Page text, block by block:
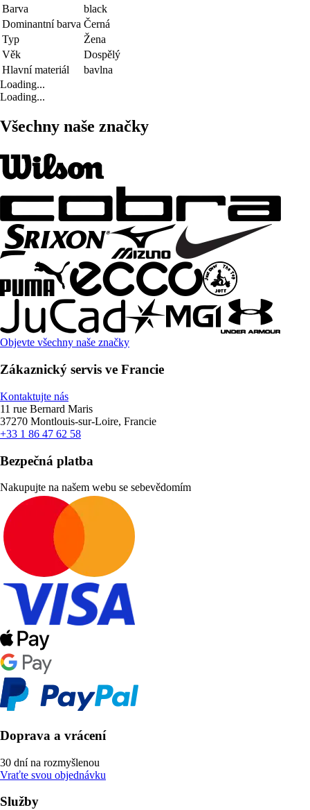
Barva
black
Dominantní barva Černá
Typ
Žena
Věk
Dospělý
Hlavní materiál
bavlna
Loading...
Loading...
Všechny naše značky
Objevte všechny naše značky
Zákaznický servis ve Francie
Kontaktujte nás
11 rue Bernard Maris
37270 Montlouis-sur-Loire, Francie
+33 1 86 47 62 58
Bezpečná platba
Nakupujte na našem webu se sebevědomím
Doprava a vrácení
30 dní na rozmyšlenou
Vraťte svou objednávku
Služby